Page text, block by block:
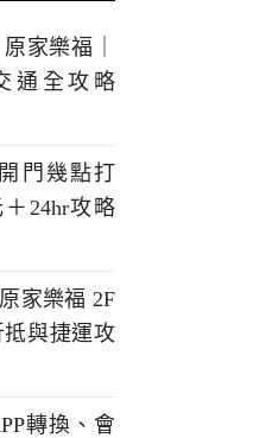
家樂福｜
通全攻略
門幾點打
24hr攻略
家樂福 2F
與捷運攻
轉換、會